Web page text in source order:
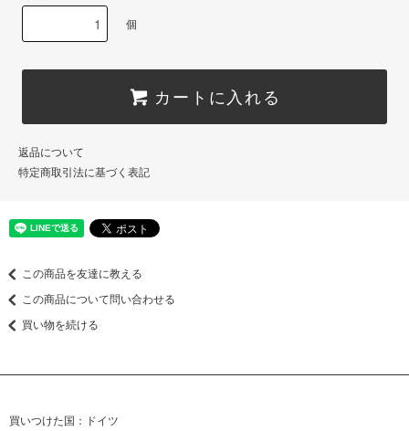
個
カートに入れる
返品について
特定商取引法に基づく表記
この商品を友達に教える
この商品について問い合わせる
買い物を続ける
買いつけた国：ドイツ